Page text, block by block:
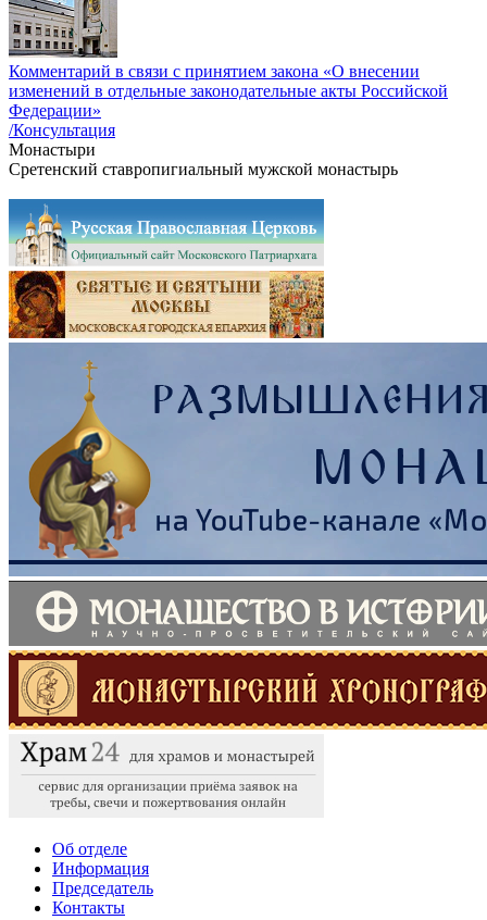
Комментарий в связи с принятием закона «О внесении
изменений в отдельные законодательные акты Российской
Федерации»
/Консультация
Монастыри
Сретенский ставропигиальный мужской монастырь
Об отделе
Информация
Председатель
Контакты